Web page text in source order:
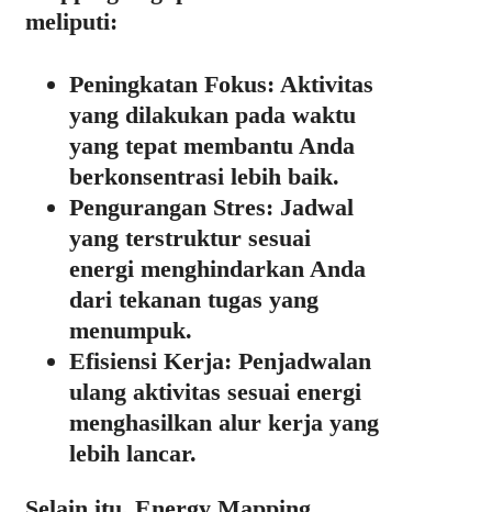
meliputi:
Peningkatan Fokus: Aktivitas
yang dilakukan pada waktu
yang tepat membantu Anda
berkonsentrasi lebih baik.
Pengurangan Stres: Jadwal
yang terstruktur sesuai
energi menghindarkan Anda
dari tekanan tugas yang
menumpuk.
Efisiensi Kerja: Penjadwalan
ulang aktivitas sesuai energi
menghasilkan alur kerja yang
lebih lancar.